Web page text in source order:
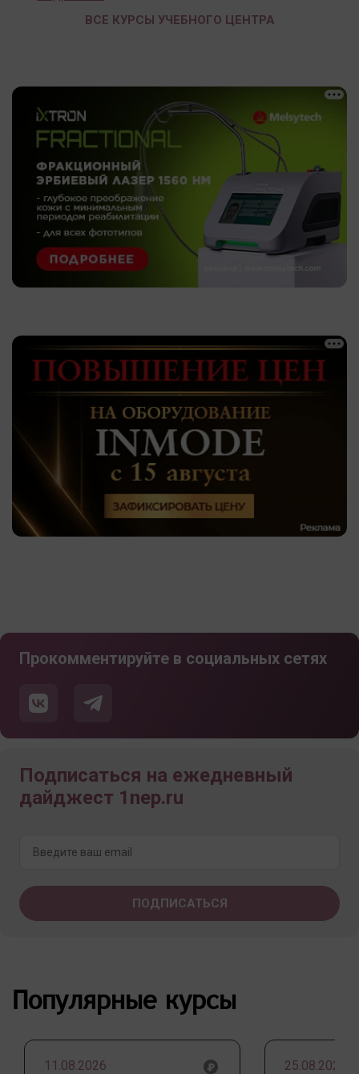
ВСЕ КУРСЫ УЧЕБНОГО ЦЕНТРА
Прокомментируйте в социальных сетях
Подписаться на ежедневный
дайджест 1nep.ru
Популярные курсы
11.08.2026 25.08.2026